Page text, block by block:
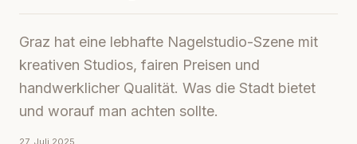
Graz hat eine lebhafte Nagelstudio-Szene mit
kreativen Studios, fairen Preisen und
handwerklicher Qualität. Was die Stadt bietet
und worauf man achten sollte.
27. Juli 2025